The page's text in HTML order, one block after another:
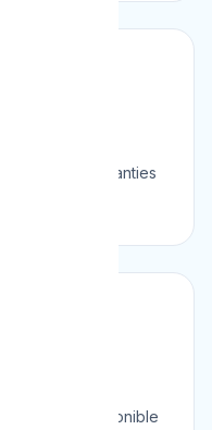
sont garanties
d'œuvre.
minutes. Disponible